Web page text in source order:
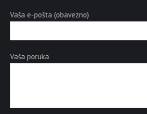
Vaša e-pošta (obavezno)
Vaša poruka